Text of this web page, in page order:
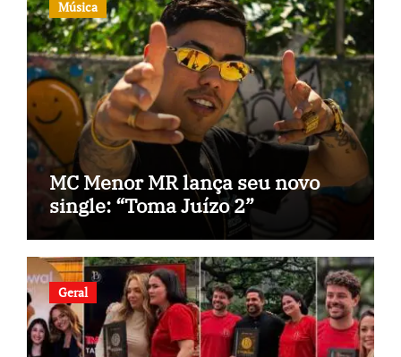
Música
MC Menor MR lança seu novo
single: “Toma Juízo 2”
Geral